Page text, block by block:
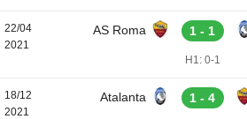
22/04
2021
AS Roma 1 - 1
H1: 0-1
18/12
2021
Atalanta 1 - 4